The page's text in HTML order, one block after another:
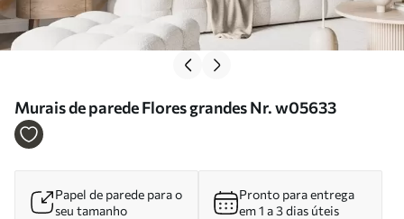
Murais de parede Flores grandes Nr. w05633
Papel de parede para o
seu tamanho
Pronto para entrega
em 1 a 3 dias úteis